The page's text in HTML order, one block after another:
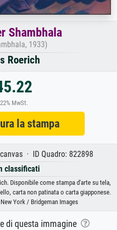
Shambhala
1933)
Roerich
MwSt.
la stampa
· ID Quadro: 822898
classificati
Disponibile come stampa d'arte su tela,
carta non patinata o carta giapponese.
York / Bridgeman Images
di questa immagine